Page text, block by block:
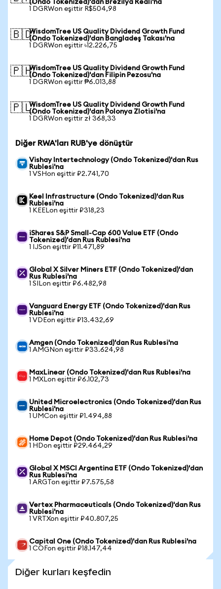
(Ondo Tokenized)'dan Brezilya Reali'na
1 DGRWon eşittir R$504,98
🇧🇩WisdomTree US Quality Dividend Growth Fund
(Ondo Tokenized)'dan Bangladeş Takası'na
1 DGRWon eşittir ৳12.226,75
🇵🇭WisdomTree US Quality Dividend Growth Fund
(Ondo Tokenized)'dan Filipin Pezosu'na
1 DGRWon eşittir ₱6.013,88
🇵🇱WisdomTree US Quality Dividend Growth Fund
(Ondo Tokenized)'dan Polonya Zlotisi'na
1 DGRWon eşittir zł 368,33
Diğer RWA'ları RUB'ye dönüştür
Vishay Intertechnology (Ondo Tokenized)'dan Rus
Rublesi'na
1 VSHon eşittir ₽2.741,70
Keel Infrastructure (Ondo Tokenized)'dan Rus
Rublesi'na
1 KEELon eşittir ₽318,23
iShares S&P Small-Cap 600 Value ETF (Ondo
Tokenized)'dan Rus Rublesi'na
1 IJSon eşittir ₽11.471,89
Global X Silver Miners ETF (Ondo Tokenized)'dan
Rus Rublesi'na
1 SILon eşittir ₽6.482,98
Vanguard Energy ETF (Ondo Tokenized)'dan Rus
Rublesi'na
1 VDEon eşittir ₽13.432,69
Amgen (Ondo Tokenized)'dan Rus Rublesi'na
1 AMGNon eşittir ₽33.624,98
MaxLinear (Ondo Tokenized)'dan Rus Rublesi'na
1 MXLon eşittir ₽6.102,73
United Microelectronics (Ondo Tokenized)'dan Rus
Rublesi'na
1 UMCon eşittir ₽1.494,88
Home Depot (Ondo Tokenized)'dan Rus Rublesi'na
1 HDon eşittir ₽29.464,29
Global X MSCI Argentina ETF (Ondo Tokenized)'dan
Rus Rublesi'na
1 ARGTon eşittir ₽7.575,58
Vertex Pharmaceuticals (Ondo Tokenized)'dan Rus
Rublesi'na
1 VRTXon eşittir ₽40.807,25
Capital One (Ondo Tokenized)'dan Rus Rublesi'na
1 COFon eşittir ₽18.147,44
Diğer kurları keşfedin